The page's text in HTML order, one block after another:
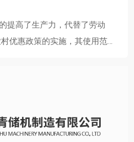
提高了生产力，代替了劳动
优惠政策的实施，其使用范围